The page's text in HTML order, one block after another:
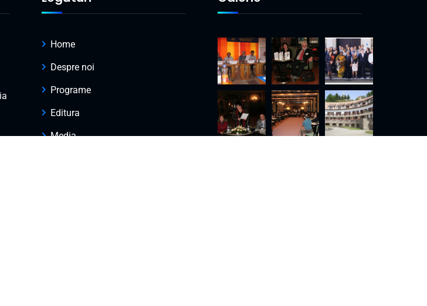
Home
Despre noi
Programe
Editura
Media